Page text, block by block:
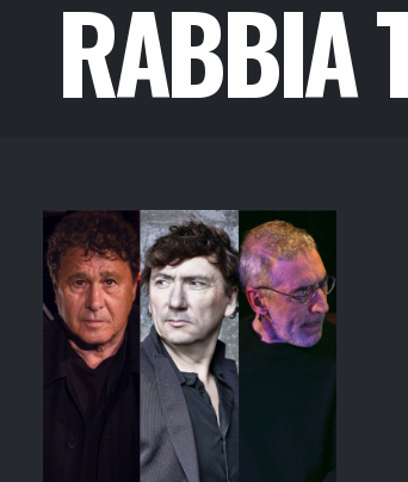
RABBIA